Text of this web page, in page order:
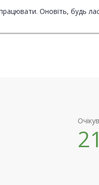
Оновіть, будь